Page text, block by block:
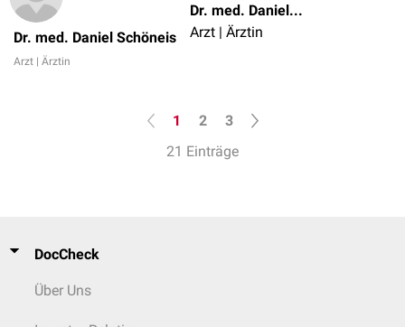
Dr. med. Daniel Schöneis
Arzt | Ärztin
Dr. med. Daniel Schöneis
Arzt | Ärztin
1 2
3
21 Einträge
DocCheck
Über Uns